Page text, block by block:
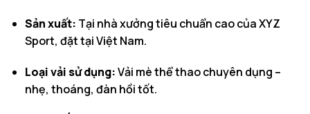
Sản xuất: Tại nhà xưởng tiêu chuẩn cao của XYZ
Sport, đặt tại Việt Nam.
Loại vải sử dụng:Vải mè thể thao chuyên dụng –
nhẹ, thoáng, đàn hồi tốt.